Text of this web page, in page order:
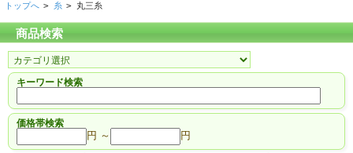
トップへ > 糸 > 丸三糸
商品検索
キーワード検索
価格帯検索
円 ～ 円